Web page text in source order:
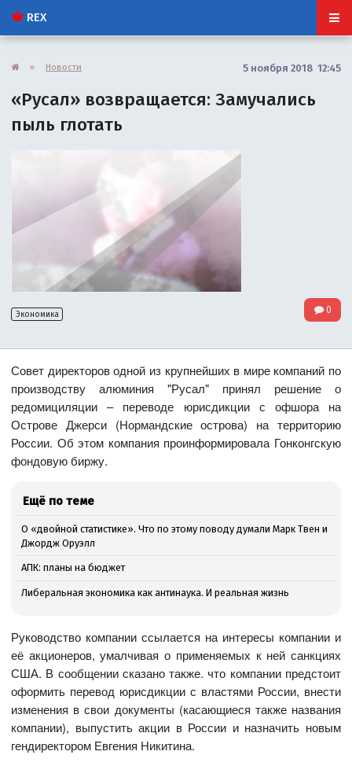
REX
» Новости 5 ноября 2018 12:45
«Русал» возвращается: Замучались
пыль глотать
Экономика 0
Совет директоров одной из крупнейших в мире компаний по
производству алюминия "Русал" принял решение о
редомициляции – переводе юрисдикции с офшора на
Острове Джерси (Нормандские острова) на территорию
России. Об этом компания проинформировала Гонконгскую
фондовую биржу.
Ещё по теме
О «двойной статистике». Что по этому поводу думали Марк Твен и
Джордж Оруэлл
АПК: планы на бюджет
Либеральная экономика как антинаука. И реальная жизнь
Руководство компании ссылается на интересы компании и
её акционеров, умалчивая о применяемых к ней санкциях
США. В сообщении сказано также. что компании предстоит
оформить перевод юрисдикции с властями России, внести
изменения в свои документы (касающиеся также названия
компании), выпустить акции в России и назначить новым
гендиректором Евгения Никитина.